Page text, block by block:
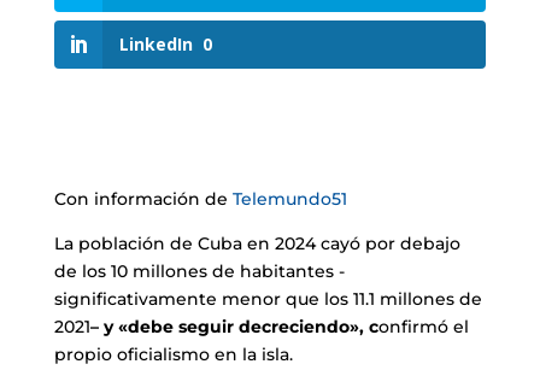
LinkedIn 0
Con información de Telemundo51
La población de Cuba en 2024 cayó por debajo
de los 10 millones de habitantes -
significativamente menor que los 11.1 millones de
2021– y «debe seguir decreciendo», confirmó el
propio oficialismo en la isla.